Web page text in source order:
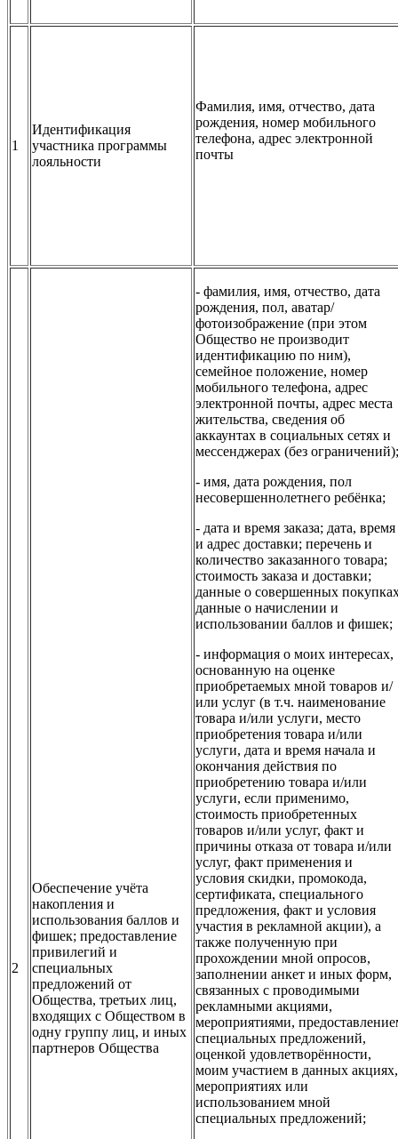
1
Идентификация
участника программы
лояльности
Фамилия, имя, отчество, дата
рождения, номер мобильного
телефона, адрес электронной
почты
2
Обеспечение учёта
накопления и
использования баллов и
фишек; предоставление
привилегий и
специальных
предложений от
Общества, третьих лиц,
входящих с Обществом в
одну группу лиц, и иных
партнеров Общества
- фамилия, имя, отчество, дата
рождения, пол, аватар/
фотоизображение (при этом
Общество не производит
идентификацию по ним),
семейное положение, номер
мобильного телефона, адрес
электронной почты, адрес места
жительства, сведения об
аккаунтах в социальных сетях и
мессенджерах (без ограничений);
- имя, дата рождения, пол
несовершеннолетнего ребёнка;
- дата и время заказа; дата, время
и адрес доставки; перечень и
количество заказанного товара;
стоимость заказа и доставки;
данные о совершенных
данные о начислении и
использовании баллов и фишек;
- информация о моих интересах,
основанную на оценке
приобретаемых мной товаров и/
или услуг (в т.ч. наименование
товара и/или услуги, место
приобретения товара и/или
услуги, дата и время начала и
окончания действия по
приобретению товара и/или
услуги, если применимо,
стоимость приобретенных
товаров и/или услуг, факт и
причины отказа от товара и/или
услуг, факт применения и
условия скидки, промокода,
сертификата, специального
предложения, факт и условия
участия в рекламной акции), а
также полученную при
прохождении мной опросов,
заполнении анкет и иных форм,
связанных с проводимыми
рекламными акциями,
мероприятиями,
специальных предложений,
оценкой удовлетворённости,
моим участием в данных акциях,
мероприятиях или
использованием мной
специальных предложений;